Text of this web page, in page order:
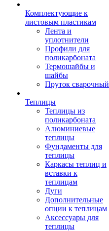
Комплектующие к
листовым пластикам
Лента и
уплотнители
Профили для
поликарбоната
Термошайбы и
шайбы
Пруток сварочный
Теплицы
Теплицы из
поликарбоната
Алюминиевые
теплицы
Фундаменты для
теплицы
Каркасы теплиц и
вставки к
теплицам
Дуги
Дополнительные
опции к теплицам
Аксессуары для
теплицы